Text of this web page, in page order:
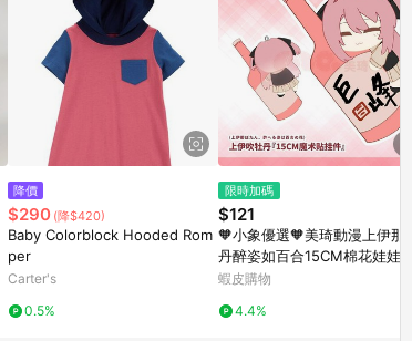
降價
$290 (降$420)
Baby Colorblock Hooded Rom
per
Carter's
0.5%
限時加碼
$121
🧡小象優選🧡美琦動漫上伊那牡
丹醉姿如百合15CM棉花娃娃可
愛酒瓶挂件醉姿百合男女禮物
蝦皮購物
4.4%